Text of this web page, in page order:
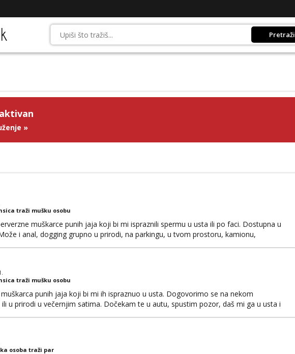
Pretraži
»
traži mušku osobu
muškarce punih jaja koji bi mi ispraznili spermu u usta ili po faci. Dostupna u
i anal, dogging grupno u prirodi, na parkingu, u tvom prostoru, kamionu,
traži mušku osobu
punih jaja koji bi mi ih ispraznuo u usta. Dogovorimo se na nekom
u prirodi u večernjim satima. Dočekam te u autu, spustim pozor, daš mi ga u usta i
osoba traži par